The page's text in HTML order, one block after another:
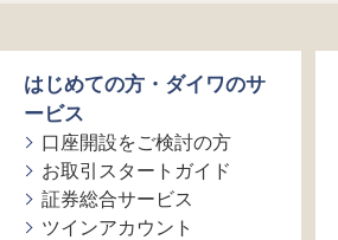
はじめての方・ダイワのサ
ービス
口座開設をご検討の方
お取引スタートガイド
証券総合サービス
ツインアカウント